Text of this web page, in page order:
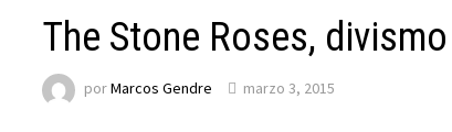
The Stone Roses,
porMarcos Gendre marzo 3, 2015